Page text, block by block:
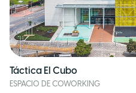
Táctica El Cubo
ESPACIO DE COWORKING